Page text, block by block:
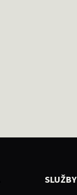
SLUŽBY